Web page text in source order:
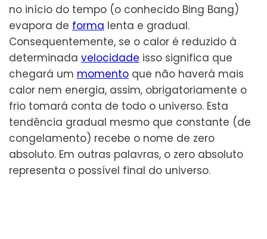
no início do tempo (o conhecido Bing Bang)
evapora de forma lenta e gradual.
Consequentemente, se o calor é reduzido à
determinada velocidade isso significa que
chegará um momento que não haverá mais
calor nem energia, assim, obrigatoriamente o
frio tomará conta de todo o universo. Esta
tendência gradual mesmo que constante (de
congelamento) recebe o nome de zero
absoluto. Em outras palavras, o zero absoluto
representa o possível final do universo.